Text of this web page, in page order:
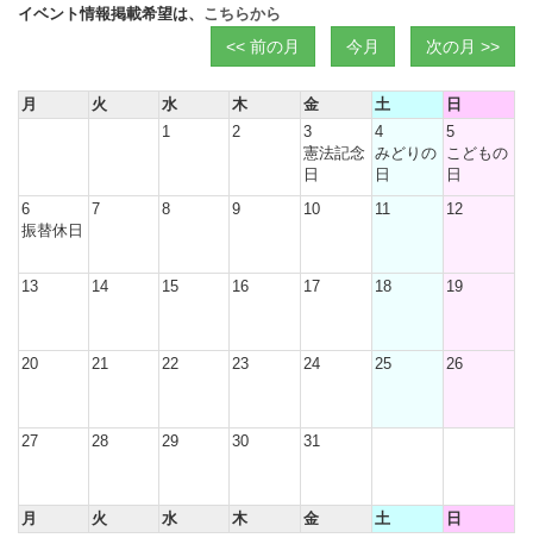
イベント情報掲載希望は、 こちらから
<< 前の月 今月 次の月 >>
月 火 水 木 金 土
日
1
2
3
憲法記念
日
4
みどりの
日
5
こどもの
日
6
振替休日
7 8 9 10 11 12
13 14 15 16 17 18 19
20 21 22 23 24 25 26
27 28 29 30 31
月 火 水 木 金 土 日